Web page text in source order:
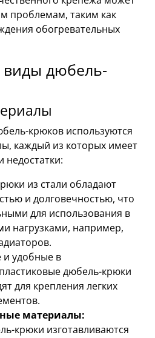
проблемам, таким как
обогревательных
дюбель-
крюков используются
каждый из которых имеет
недостатки:
из стали обладают
и долговечностью, что
для использования в
нагрузками, например,
и удобные в
дюбель-крюки
для крепления легких
материалы:
крюки изготавливаются